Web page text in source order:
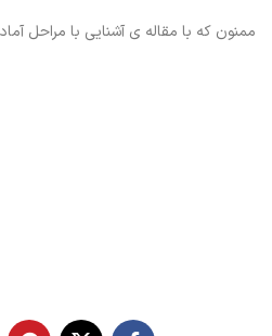
ممنون که با مقاله ی آشنایی با مراحل